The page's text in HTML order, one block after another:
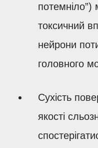
токсичний
нейрони
головного
Сухість
якості